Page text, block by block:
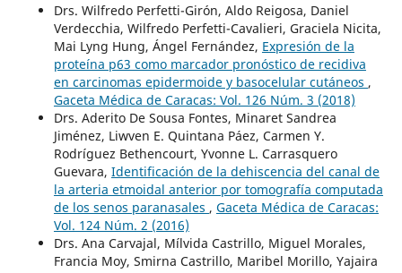
Drs. Wilfredo Perfetti-Girón, Aldo Reigosa, Daniel
Verdecchia, Wilfredo Perfetti-Cavalieri, Graciela Nicita,
Mai Lyng Hung, Ángel Fernández, Expresión de la
proteína p63 como marcador pronóstico de recidiva
en carcinomas epidermoide y basocelular cutáneos ,
Gaceta Médica de Caracas: Vol. 126 Núm. 3 (2018)
Drs. Aderito De Sousa Fontes, Minaret Sandrea
Jiménez, Liwven E. Quintana Páez, Carmen Y.
Rodríguez Bethencourt, Yvonne L. Carrasquero
Guevara, Identificación de la dehiscencia del canal de
la arteria etmoidal anterior por tomografía computada
de los senos paranasales , Gaceta Médica de Caracas:
Vol. 124 Núm. 2 (2016)
Drs. Ana Carvajal, Mílvida Castrillo, Miguel Morales,
Francia Moy, Smirna Castrillo, Maribel Morillo, Yajaira